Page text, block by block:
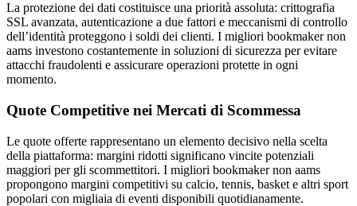
La protezione dei dati costituisce una priorità assoluta: crittografia
SSL avanzata, autenticazione a due fattori e meccanismi di controllo
dell’identità proteggono i soldi dei clienti. I migliori bookmaker non
aams investono costantemente in soluzioni di sicurezza per evitare
attacchi fraudolenti e assicurare operazioni protette in ogni
momento.
Quote Competitive nei Mercati di Scommessa
Le quote offerte rappresentano un elemento decisivo nella scelta
della piattaforma: margini ridotti significano vincite potenziali
maggiori per gli scommettitori. I migliori bookmaker non aams
propongono margini competitivi su calcio, tennis, basket e altri sport
popolari con migliaia di eventi disponibili quotidianamente.